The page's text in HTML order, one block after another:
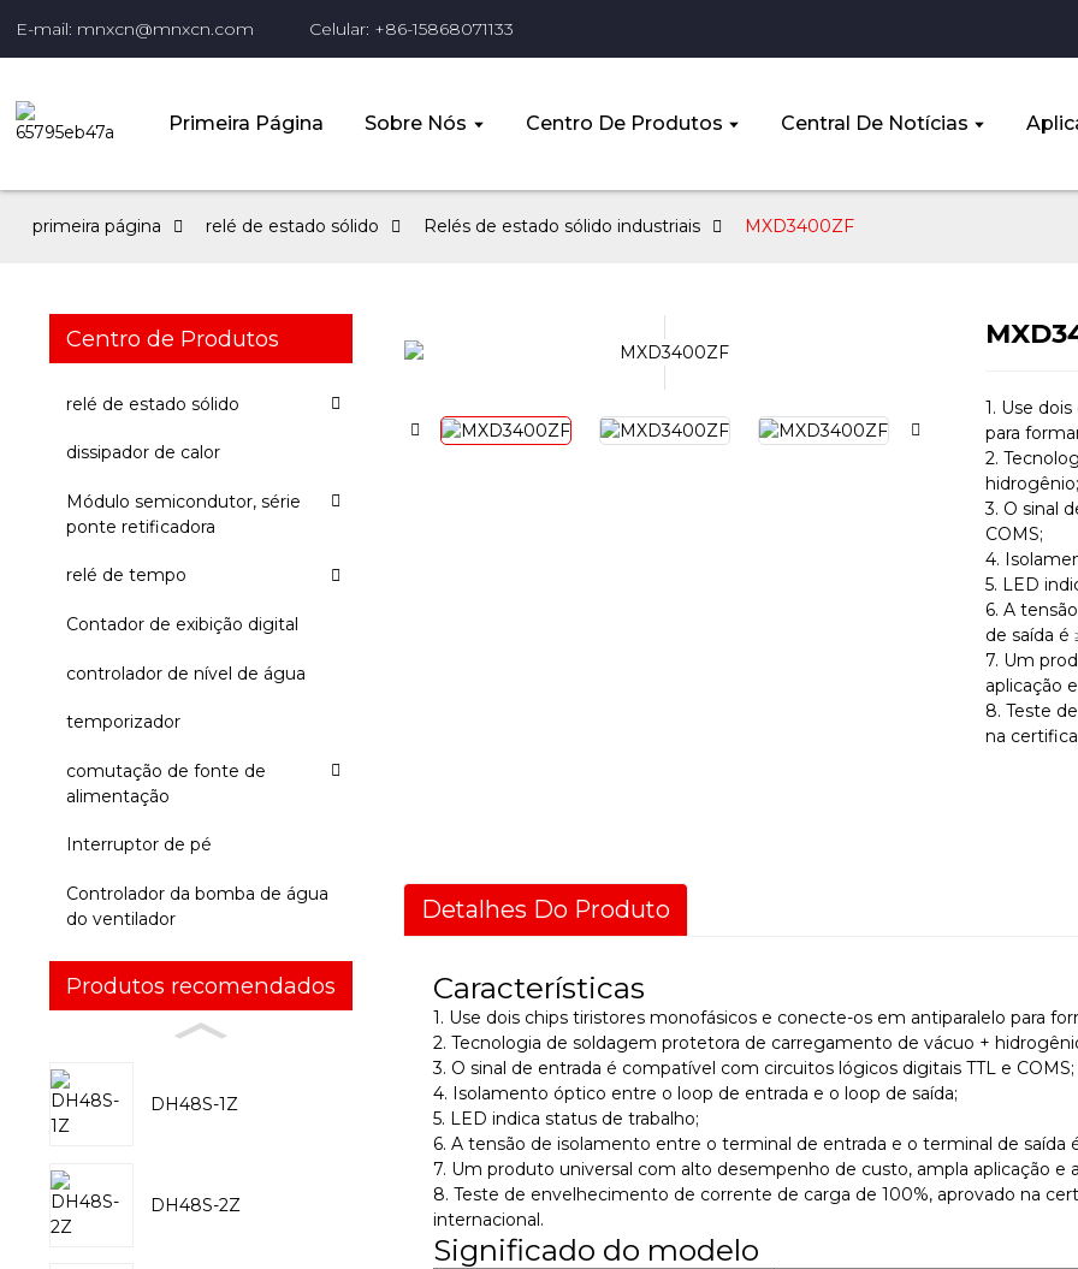
E-mail: mnxcn@mnxcn.com Celular: +86-15868071133
Primeira Página Sobre Nós Centro De Produtos Central De Notícias
primeira página relé de estado sólido Relés de estado sólido industriais MXD3400ZF
Centro de Produtos
relé de estado sólido
dissipador de calor
Módulo semicondutor, série
ponte retificadora
relé de tempo
Contador de exibição digital
controlador de nível de água
temporizador
comutação de fonte de
alimentação
Interruptor de pé
Controlador da bomba de água
do ventilador
Produtos recomendados
DH48S-1Z
DH48S-2Z
1. Use
para
2.
hidrogênio;
3. O sinal
COMS;
4.
5. LED
6. A
de saída é
7. Um
aplicação
8. Teste
na
Detalhes Do Produto
Características
1. Use dois chips tiristores monofásicos e conecte-os em antiparalelo para
2. Tecnologia de soldagem protetora de carregamento de vácuo +
3. O sinal de entrada é compatível com circuitos lógicos digitais TTL e COMS;
4. Isolamento óptico entre o loop de entrada e o loop de saída;
5. LED indica status de trabalho;
6. A tensão de isolamento entre o terminal de entrada e o terminal de saída
7. Um produto universal com alto desempenho de custo, ampla aplicação e
8. Teste de envelhecimento de corrente de carga de 100%, aprovado na
internacional.
Significado do modelo